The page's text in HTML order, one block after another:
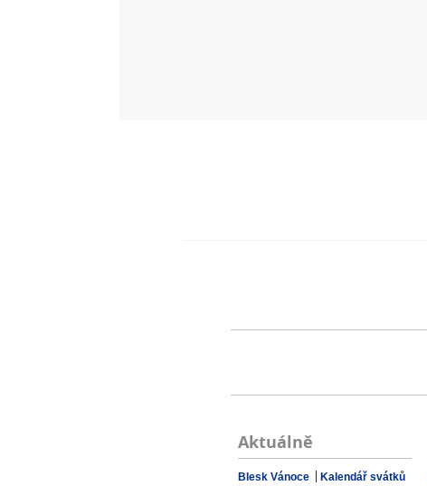
Aktuálně
Blesk Vánoce
Kalendář svátků